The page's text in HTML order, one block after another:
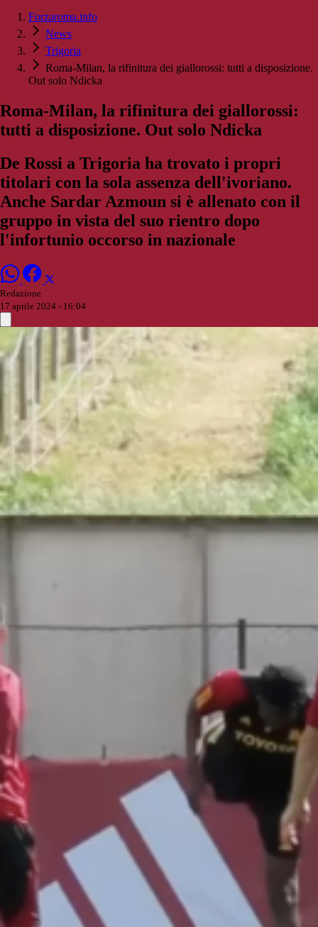
Forzaroma.info
News
Trigoria
Roma-Milan, la rifinitura dei giallorossi: tutti a disposizione.
Out solo Ndicka
Roma-Milan, la rifinitura dei giallorossi:
tutti a disposizione. Out solo Ndicka
De Rossi a Trigoria ha trovato i propri
titolari con la sola assenza dell'ivoriano.
Anche Sardar Azmoun si è allenato con il
gruppo in vista del suo rientro dopo
l'infortunio occorso in nazionale
Redazione
17 aprile 2024 - 16:04